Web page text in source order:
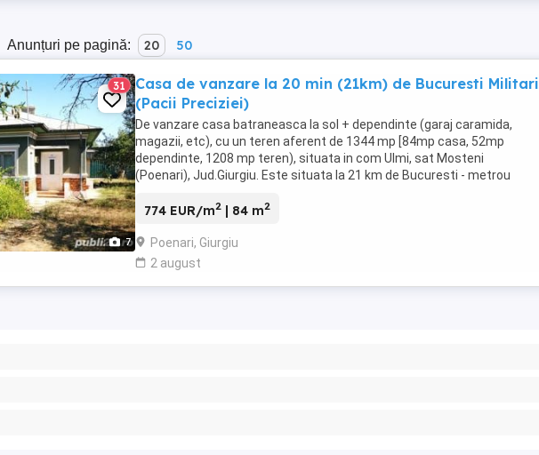
Anunțuri pe pagină: 20 50
7
31
Casa de vanzare la 20 min (21km) de Bucuresti Militari
(Pacii Preciziei)
De vanzare casa batraneasca la sol + dependinte (garaj caramida,
magazii, etc), cu un teren aferent de 1344 mp [84mp casa, 52mp
dependinte, 1208 mp teren), situata in com Ulmi, sat Mosteni
(Poenari), Jud.Giurgiu. Este situata la 21 km de Bucuresti - metrou
774 EUR/m2 | 84 m2
Poenari, Giurgiu
2 august